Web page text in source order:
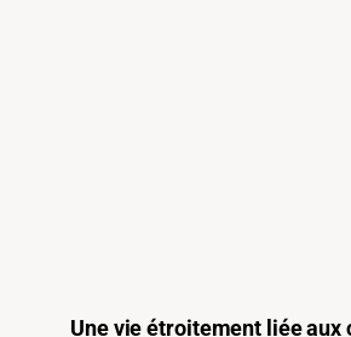
Une vie étroitement liée aux